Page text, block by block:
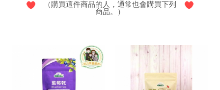
（購買這件商品的人，通常也會購買下列
商品。）